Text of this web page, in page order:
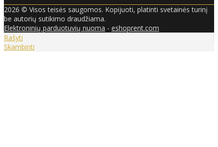
2026 © Visos teisės saugomos. Kopijuoti, platinti svetainės turinį
be autorių sutikimo draudžiama.
Elektroninių parduotuvių nuoma - eshoprent.com
Rašyti
Skambinti